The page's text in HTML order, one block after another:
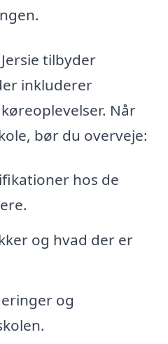
tilbyder
inkluderer
Når
bør du overveje:
hos de
og hvad der er
og